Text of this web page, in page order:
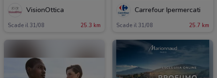
VisionOttica
Scade il 31/08 25.3 km
Carrefour Ipermercati
Scade il 31/08 25.7 km